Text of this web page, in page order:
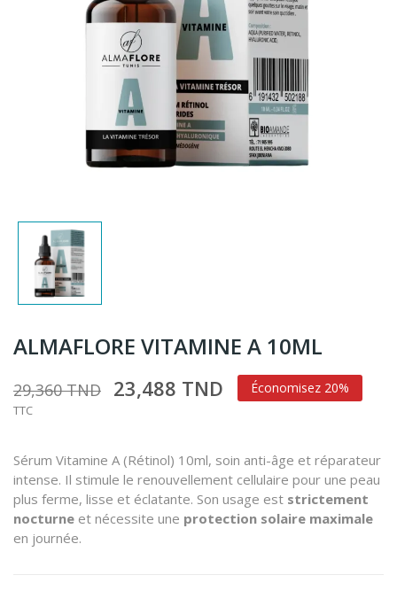
ALMAFLORE VITAMINE A 10ML
29,360 TND 23,488 TND Économisez 20%
TTC
Sérum Vitamine A (Rétinol) 10ml, soin anti-âge et réparateur
intense. Il stimule le renouvellement cellulaire pour une peau
plus ferme, lisse et éclatante. Son usage est strictement
nocturne et nécessite une protection solaire maximale
en journée.